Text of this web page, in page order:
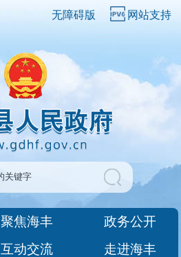
无障碍版 网站支持
聚焦海丰
政务公开
互动交流
走进海丰